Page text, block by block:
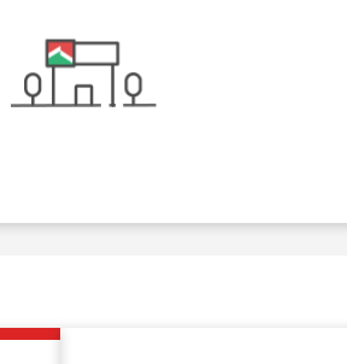
新竹市新竹市慈祥路